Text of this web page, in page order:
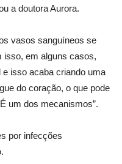
a doutora Aurora.
vasos sanguíneos se
isso, em alguns casos,
e isso acaba criando uma
do coração, o que pode
um dos mecanismos”.
por infecções